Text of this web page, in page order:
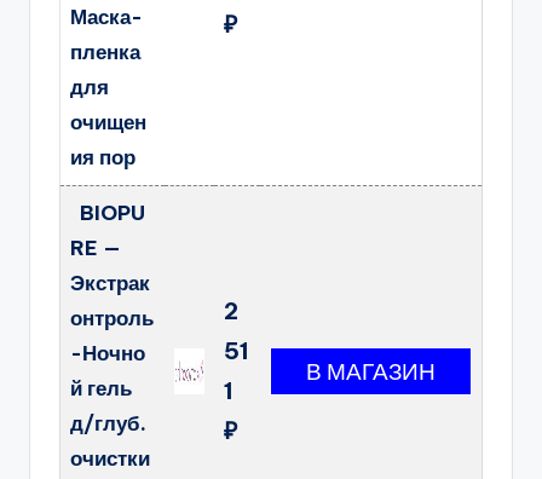
Маска-
пленка
для
очищен
ия пор
₽
BIOPU
RE —
Экстрак
онтроль
-Ночно
й гель
д/глуб.
очистки
2
51
1
₽